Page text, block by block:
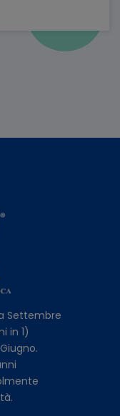
Settembre
in 1)